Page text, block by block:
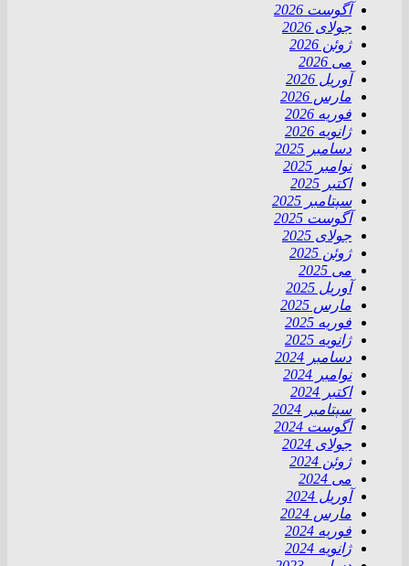
آگوست 2026
جولای 2026
ژوئن 2026
می 2026
آوریل 2026
مارس 2026
فوریه 2026
ژانویه 2026
دسامبر 2025
نوامبر 2025
اکتبر 2025
سپتامبر 2025
آگوست 2025
جولای 2025
ژوئن 2025
می 2025
آوریل 2025
مارس 2025
فوریه 2025
ژانویه 2025
دسامبر 2024
نوامبر 2024
اکتبر 2024
سپتامبر 2024
آگوست 2024
جولای 2024
ژوئن 2024
می 2024
آوریل 2024
مارس 2024
فوریه 2024
ژانویه 2024